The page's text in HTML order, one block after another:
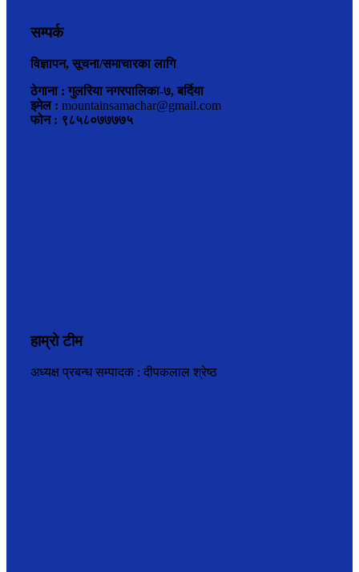
सम्पर्क
विज्ञापन, सूचना/समाचारका लागि
ठेगाना : गुलरिया नगरपालिका-७, बर्दिया
इमेल : mountainsamachar@gmail.com
फोन : ९८५८०७७७७५
हाम्रो टीम
अध्यक्ष प्रबन्ध सम्पादक : दीपकलाल श्रेष्ठ